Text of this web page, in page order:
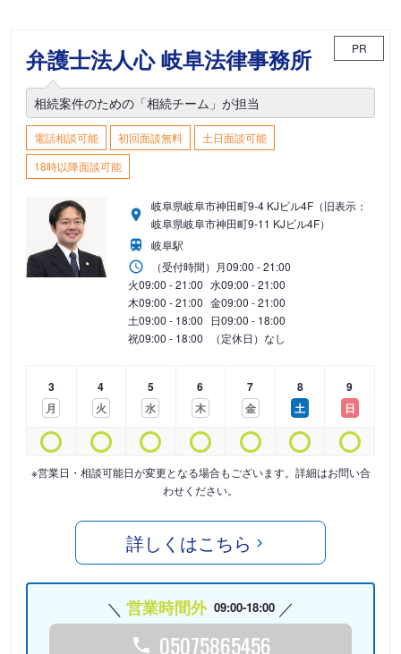
弁護士法人心 岐阜法律事務所 PR
相続案件のための「相続チーム」が担当
電話相談可能 初回面談無料
土日面談可能
18時以降面談可能
岐阜県岐阜市神田町9-4 KJビル4F（旧表示：
岐阜県岐阜市神田町9-11 KJビル4F）
岐阜駅
（受付時間） 月09:00 - 21:00
火09:00 - 21:00 水09:00 - 21:00
木09:00 - 21:00 金09:00 - 21:00
土09:00 - 18:00 日09:00 - 18:00
祝09:00 - 18:00 （定休日）なし
3
月
4
火
5
水
6
木
7
金
8
土
9
日
※営業日・相談可能日が変更となる場合もございます。詳細はお問い合
わせください。
詳しくはこちら
営業時間外 09:00-18:00
05075865456